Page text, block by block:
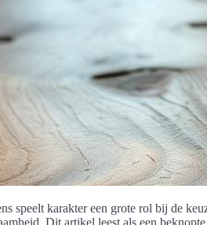
speelt karakter een grote rol bij de